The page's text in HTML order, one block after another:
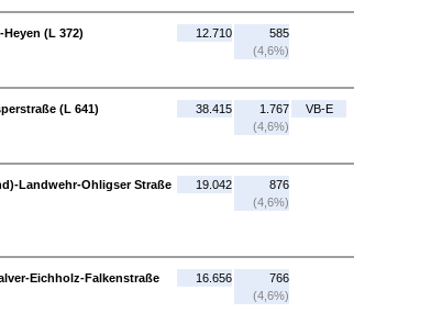
(L 372)
12.710
585
(4,6%)
(L 641)
38.415
1.767
(4,6%)
VB-E
Landwehr-Ohligser Straße
19.042
876
(4,6%)
Eichholz-Falkenstraße
16.656
766
(4,6%)